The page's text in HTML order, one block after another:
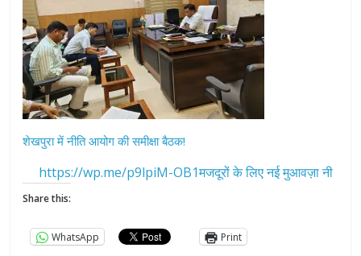
शेखपुरा में नीति आयोग की समीक्षा बैठक!
https://wp.me/p9lpiM-OB1मजदूरों के लिए नई मुआवज़ा नी
Share this:
WhatsApp Print